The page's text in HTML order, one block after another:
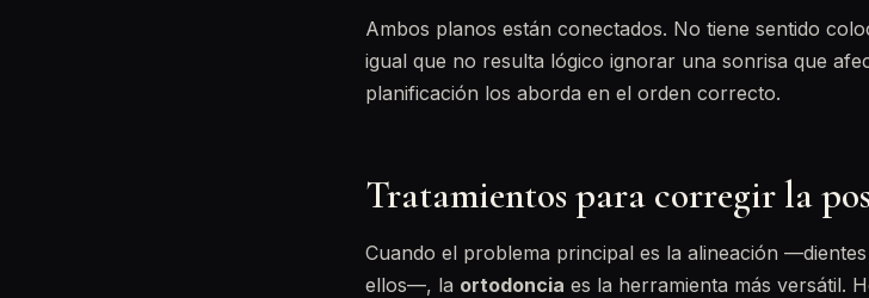
Ambos planos están conectados. No tiene sentido
igual que no resulta lógico ignorar una sonrisa que
planificación los aborda en el orden correcto.
Tratamientos para corregir la
Cuando el problema principal es la alineación
ellos—, la ortodoncia es la herramienta más versátil.